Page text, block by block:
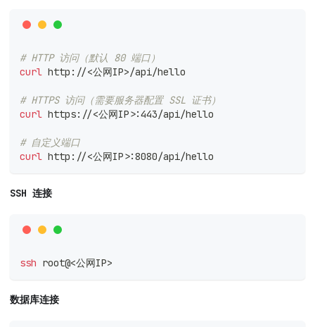
# HTTP 访问（默认 80 端口）
curl http://<公网IP>/api/hello
# HTTPS 访问（需要服务器配置 SSL 证书）
curl https://<公网IP>:443/api/hello
# 自定义端口
curl http://<公网IP>:8080/api/hello
SSH 连接
ssh root@<公网IP>
数据库连接